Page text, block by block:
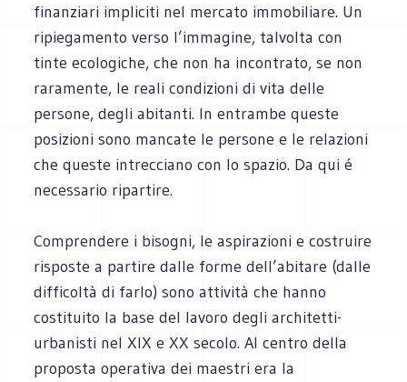
finanziari impliciti nel mercato immobiliare. Un
ripiegamento verso l’immagine, talvolta con
tinte ecologiche, che non ha incontrato, se non
raramente, le reali condizioni di vita delle
persone, degli abitanti. In entrambe queste
posizioni sono mancate le persone e le relazioni
che queste intrecciano con lo spazio. Da qui é
necessario ripartire.
Comprendere i bisogni, le aspirazioni e costruire
risposte a partire dalle forme dell’abitare (dalle
difficoltà di farlo) sono attività che hanno
costituito la base del lavoro degli architetti-
urbanisti nel XIX e XX secolo. Al centro della
proposta operativa dei maestri era la